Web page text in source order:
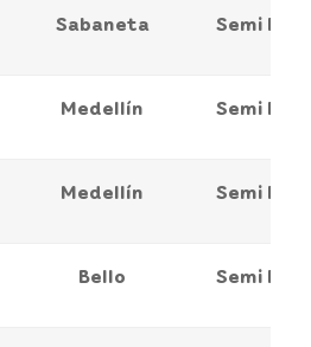
Sabaneta Semi
Medellín Semi
Medellín Semi
Bello Semi